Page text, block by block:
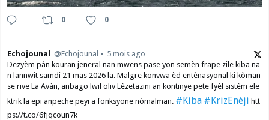
0 0
Echojounal @Echojounal
5 mois ago
Dezyèm pàn kouran jeneral nan mwens pase yon semèn frape zile kiba na
n lannwit samdi 21 mas 2026 la. Malgre konvwa èd entènasyonal ki kòman
se rive La Avàn, anbago lwil oliv Lèzetazini an kontinye pete fyèl sistèm ele
ktrik la epi anpeche peyi a fonksyone nòmalman. #Kiba #KrizEnèji htt
ps://t.co/6fjqcoun7k